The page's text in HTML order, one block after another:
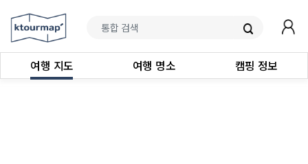
여행 지도 여행 명소 캠핑 정보